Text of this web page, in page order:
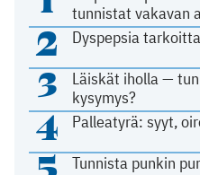
tunnistat vakavan
2 Dyspepsia
3
Läiskät iholla —
kysymys?
4 Palleatyrä: syyt,
Tunnista punkin